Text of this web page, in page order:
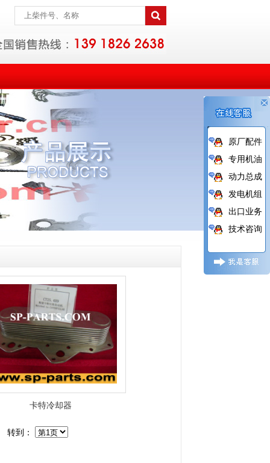
卡特冷却器
转到：
原厂配件
专用机油
动力总成
发电机组
出口业务
技术咨询